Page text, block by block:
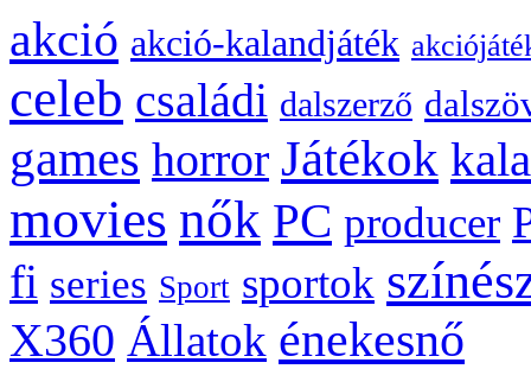
akció akció-kalandjáték
celeb családi dalszerző
games horror Játékok
movies nők PC producer
fi series Sport sportok
X360 Állatok énekesnő